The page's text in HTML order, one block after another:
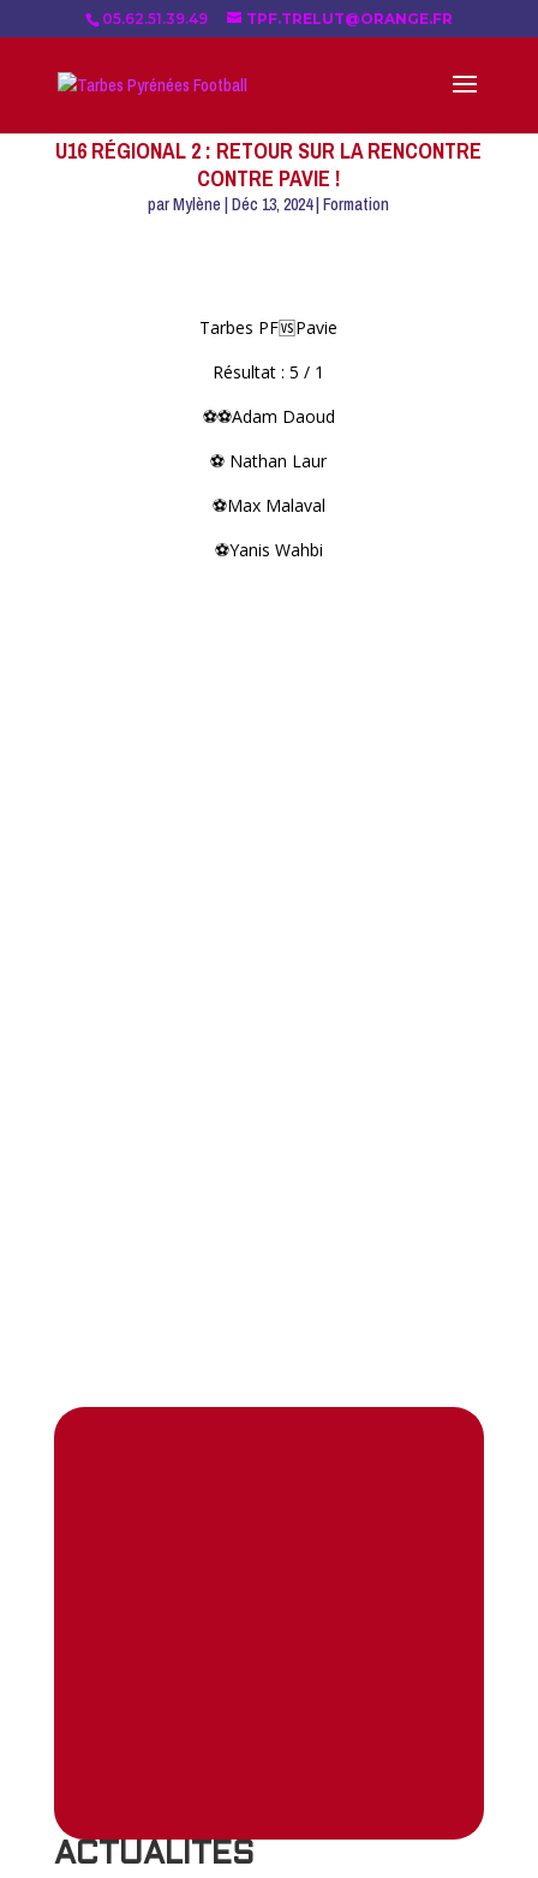
05.62.51.39.49 TPF.TRELUT@ORANGE.FR
U16 RÉGIONAL 2 : RETOUR SUR LA RENCONTRE
CONTRE PAVIE !
parMylène |Déc 13, 2024|Formation
Tarbes PF🆚Pavie
Résultat : 5 / 1
⚽⚽Adam Daoud
⚽ Nathan Laur
⚽Max Malaval
⚽Yanis Wahbi
ACTUALITES